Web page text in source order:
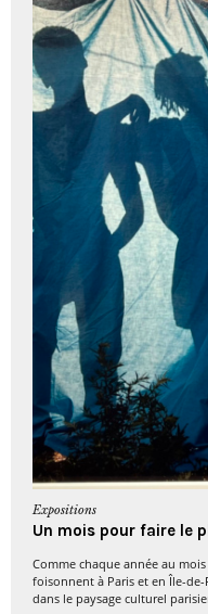
Expositions
Un mois pour faire le
Comme chaque année au
foisonnent à Paris et en Île-
dans le paysage culturel